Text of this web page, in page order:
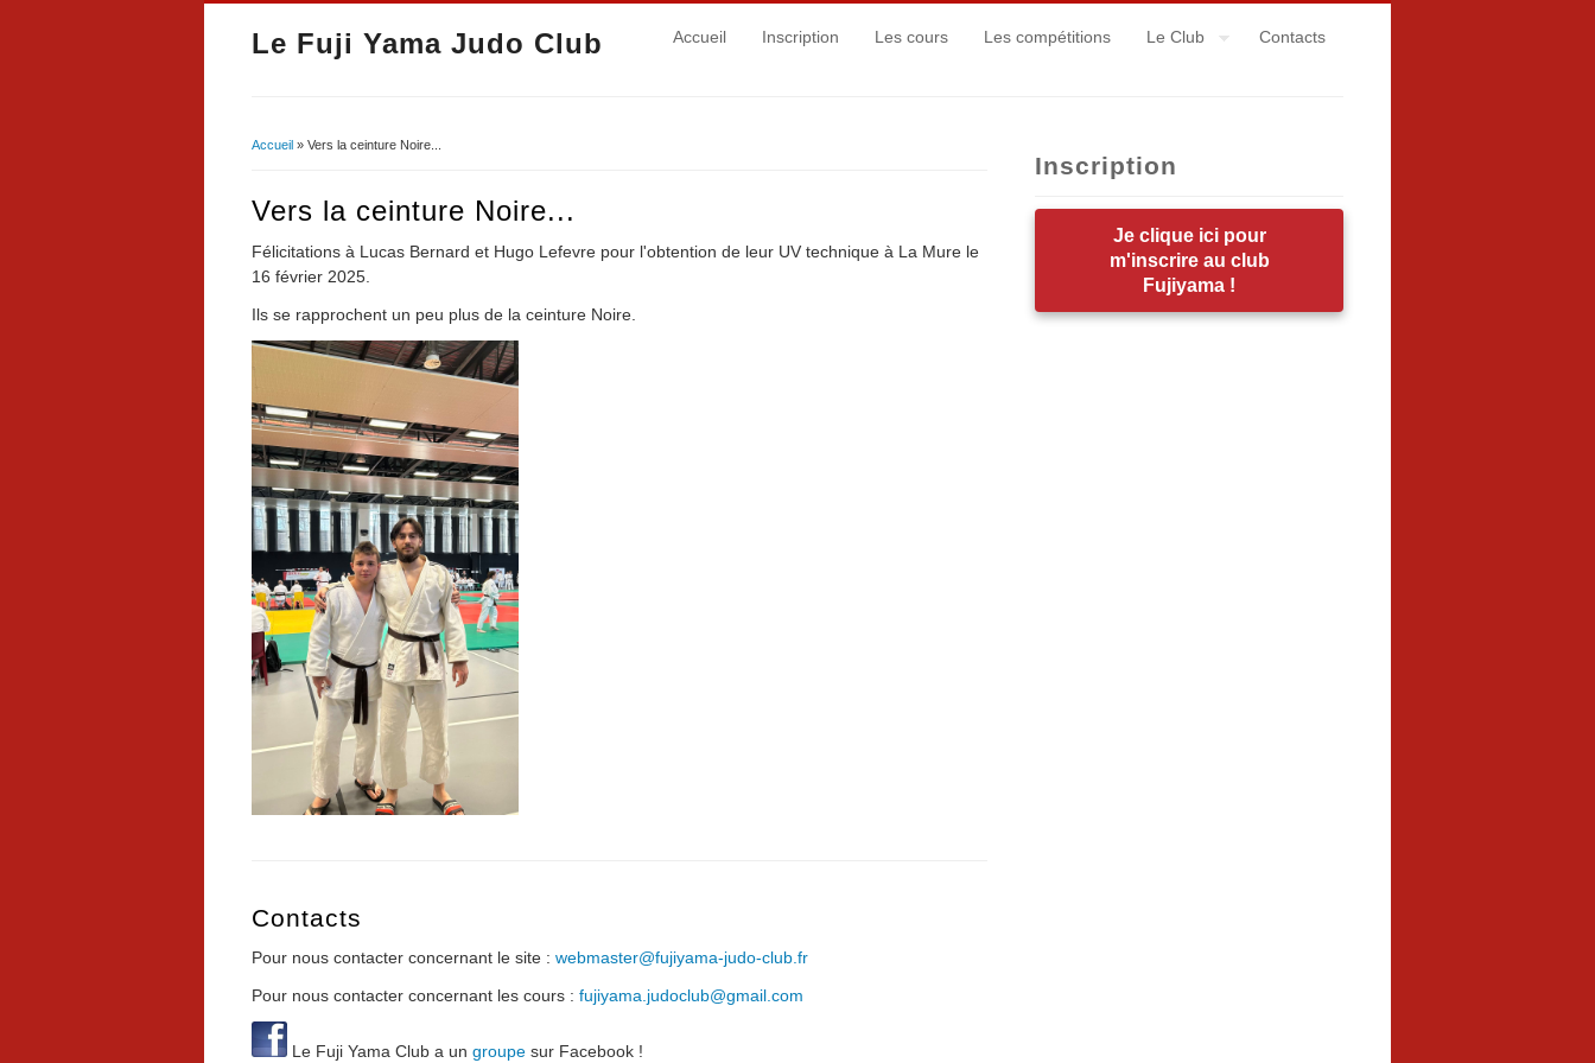
Le Fuji Yama Judo Club Accueil Inscription Les cours Les compétitions Le Club Contacts
Accueil » Vers la ceinture Noire...
Vers la ceinture Noire...
Félicitations à Lucas Bernard et Hugo Lefevre pour l'obtention de leur UV technique à La Mure le
16 février 2025.
Ils se rapprochent un peu plus de la ceinture Noire.
Inscription
Je clique ici pour
m'inscrire au club
Fujiyama !
Contacts
Pour nous contacter concernant le site : webmaster@fujiyama-judo-club.fr
Pour nous contacter concernant les cours : fujiyama.judoclub@gmail.com
Le Fuji Yama Club a un groupe sur Facebook !